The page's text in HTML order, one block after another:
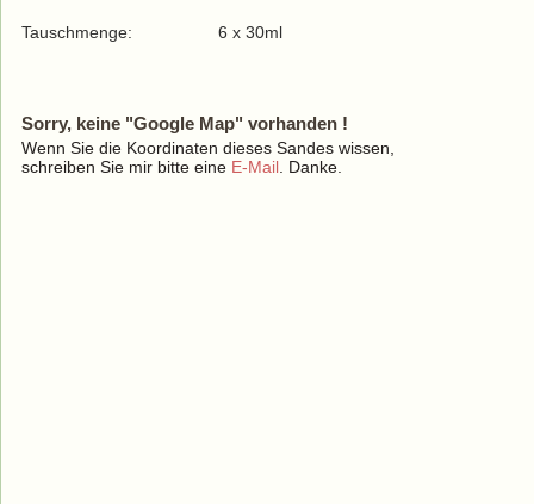
Tauschmenge: 6 x 30ml
Sorry, keine "Google Map" vorhanden !
Wenn Sie die Koordinaten dieses Sandes wissen,
schreiben Sie mir bitte eine E-Mail . Danke.